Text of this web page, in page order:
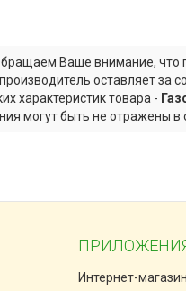
Ваше внимание, что
оставляет
характеристик товара -
могут быть не отражены в
Интернет-магазин